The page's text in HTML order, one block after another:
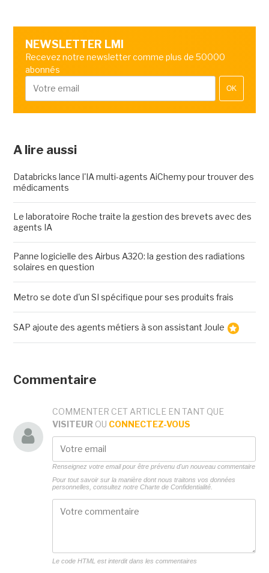
NEWSLETTER LMI
Recevez notre newsletter comme plus de 50000
abonnés
OK
A lire aussi
Databricks lance l'IA multi-agents AiChemy pour trouver des
médicaments
Le laboratoire Roche traite la gestion des brevets avec des
agents IA
Panne logicielle des Airbus A320: la gestion des radiations
solaires en question
Metro se dote d'un SI spécifique pour ses produits frais
SAP ajoute des agents métiers à son assistant Joule
Commentaire
COMMENTER CET ARTICLE EN TANT QUE
VISITEUR OU CONNECTEZ-VOUS
Renseignez votre email pour être prévenu d'un nouveau commentaire
Pour tout savoir sur la manière dont nous traitons vos données
personnelles, consultez notre Charte de Confidentialité.
Le code HTML est interdit dans les commentaires